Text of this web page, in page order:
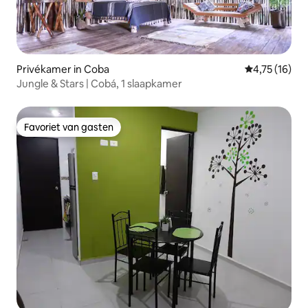
Privékamer in Coba Gemiddelde
4,75 (16)
Jungle & Stars | Cobá, 1 slaapkamer
Favoriet van gasten
Favoriet van gasten